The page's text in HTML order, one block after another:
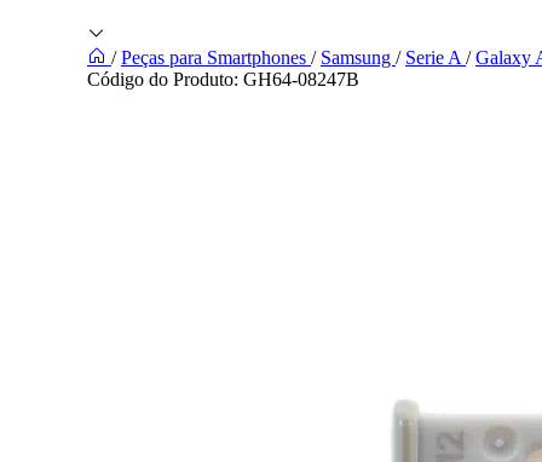
/ Peças para Smartphones / Samsung / Serie A / Galaxy
Código do Produto: GH64-08247B